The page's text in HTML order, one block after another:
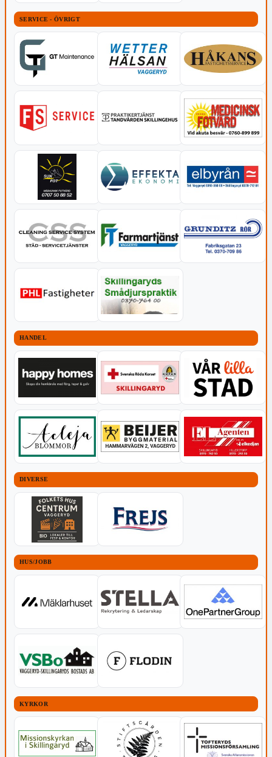
SERVICE - ÖVRIGT
HANDEL
DIVERSE
HUS/JOBB
KYRKOR